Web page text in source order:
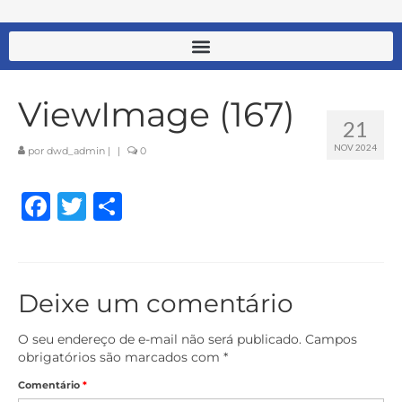
21
NOV 2024
ViewImage (167)
por dwd_admin | | 0
Facebook
Twitter
Deixe um comentário
O seu endereço de e-mail não será publicado. Campos
obrigatórios são marcados com *
Comentário *